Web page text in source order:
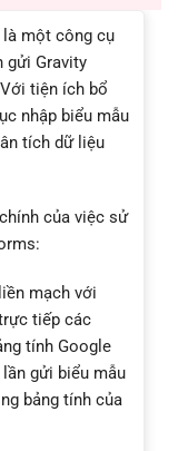
là một công cụ
gửi Gravity
tiện ích bổ
nhập biểu mẫu
tích dữ liệu
của việc sử
mạch với
tiếp các
tính Google
gửi biểu mẫu
bảng tính của